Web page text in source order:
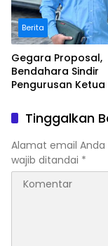
Berita
Gegara Proposal,
Bendahara Sindir
Pengurusan Ketua
Tinggalkan
Alamat email Anda
wajib ditandai *